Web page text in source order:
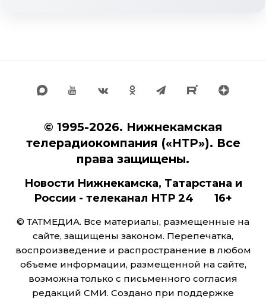
© 1995-2026. Нижнекамская
телерадиокомпания («НТР»). Все
права защищены.
Новости Нижнекамска, Татарстана и
России - телеканал НТР 24 16+
© ТАТМЕДИА. Все материалы, размещенные на
сайте, защищены законом. Перепечатка,
воспроизведение и распространение в любом
объеме информации, размещенной на сайте,
возможна только с письменного согласия
редакций СМИ. Создано при поддержке